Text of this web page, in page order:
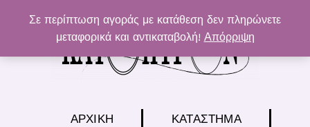
Σε περίπτωση αγοράς με κατάθεση δεν πληρώνετε
μεταφορικά και αντικαταβολή! Απόρριψη
περιεχόμενο
ΑΡΧΙΚΉ
ΚΑΤΆΣΤΗΜΑ